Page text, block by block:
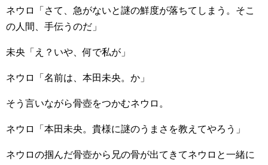
ネウロ「さて、急がないと謎の鮮度が落ちてしまう。そこ
の人間、手伝うのだ」
未央「え？いや、何で私が」
ネウロ「名前は、本田未央。か」
そう言いながら骨壺をつかむネウロ。
ネウロ「本田未央。貴様に謎のうまさを教えてやろう」
ネウロの掴んだ骨壺から兄の骨が出てきてネウロと一緒に